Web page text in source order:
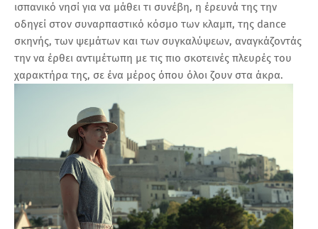
ισπανικό νησί για να μάθει τι συνέβη, η έρευνά της την
οδηγεί στον συναρπαστικό κόσμο των κλαμπ, της dance
σκηνής, των ψεμάτων και των συγκαλύψεων, αναγκάζοντάς
την να έρθει αντιμέτωπη με τις πιο σκοτεινές πλευρές του
χαρακτήρα της, σε ένα μέρος όπου όλοι ζουν στα άκρα.